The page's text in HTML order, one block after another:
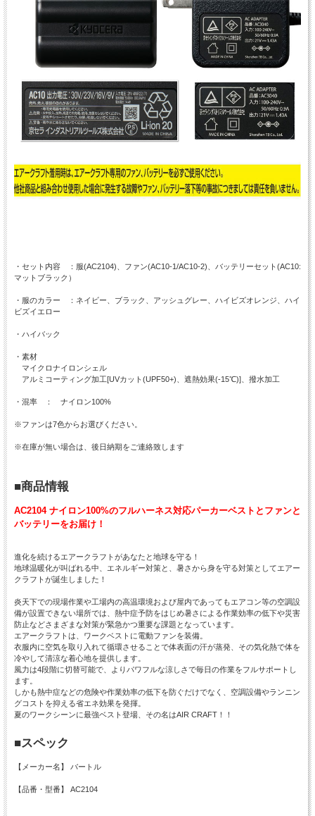
・セット内容 ：服(AC2104)、ファン(AC10-1/AC10-2)、バッテリーセット(AC10:
マットブラック）
・服のカラー ：ネイビー、ブラック、アッシュグレー、ハイビズオレンジ、ハイ
ビズイエロー
・ハイバック
・素材
マイクロナイロンシェル
アルミコーティング加工[UVカット(UPF50+)、遮熱効果(-15℃)]、撥水加工
・混率 ： ナイロン100%
※ファンは7色からお選びください。
※在庫が無い場合は、後日納期をご連絡致します
■商品情報
AC2104 ナイロン100%のフルハーネス対応パーカーベストとファンと
バッテリーをお届け！
進化を続けるエアークラフトがあなたと地球を守る！
地球温暖化が叫ばれる中、エネルギー対策と、暑さから身を守る対策としてエアー
クラフトが誕生しました！
炎天下での現場作業や工場内の高温環境および屋内であってもエアコン等の空調設
備が設置できない場所では、熱中症予防をはじめ暑さによる作業効率の低下や災害
防止などさまざまな対策が緊急かつ重要な課題となっています。
エアークラフトは、ワークベストに電動ファンを装備。
衣服内に空気を取り入れて循環させることで体表面の汗が蒸発、その気化熱で体を
冷やして清涼な着心地を提供します。
風力は4段階に切替可能で、よりパワフルな涼しさで毎日の作業をフルサポートし
ます。
しかも熱中症などの危険や作業効率の低下を防ぐだけでなく、空調設備やランニン
グコストを抑える省エネ効果を発揮。
夏のワークシーンに最強ベスト登場、その名はAIR CRAFT！！
■スペック
【メーカー名】 バートル
【品番・型番】 AC2104